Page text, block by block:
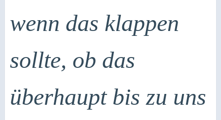
wenn das klappen
sollte, ob das
überhaupt bis zu uns